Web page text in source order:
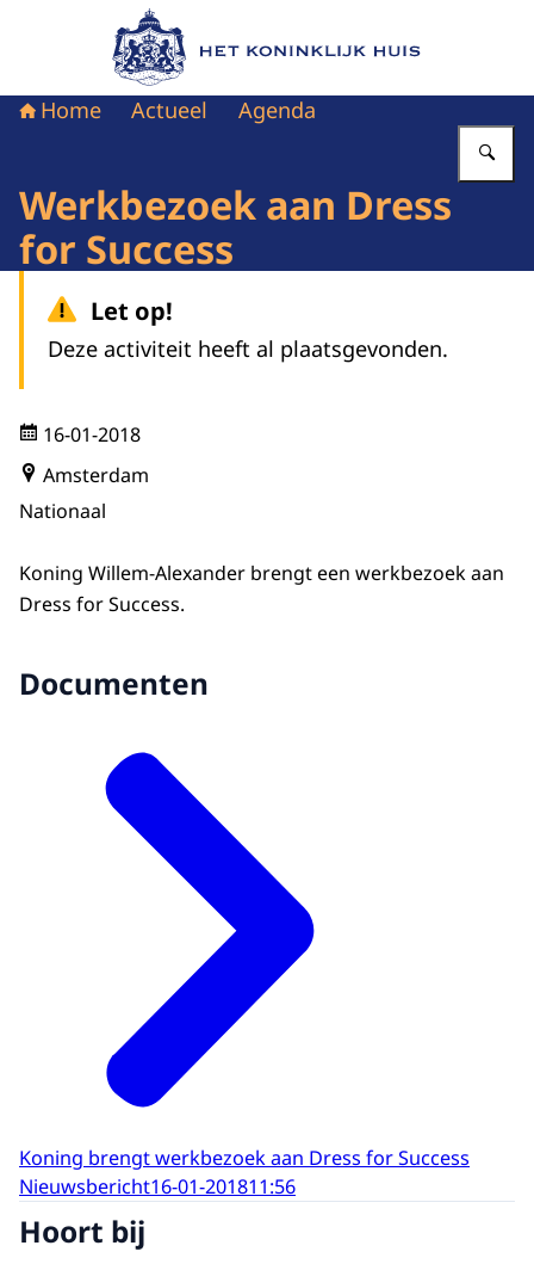
Naar de homepage van Het Koninklijk Huis
Home Actueel Agenda
Werkbezoek aan Dress
for Success
Let op!
Deze activiteit heeft al plaatsgevonden.
16-01-2018
Amsterdam
Nationaal
Koning Willem-Alexander brengt een werkbezoek aan
Dress for Success.
Documenten
Koning brengt werkbezoek aan Dress for Success
Nieuwsbericht16-01-201811:56
Hoort bij